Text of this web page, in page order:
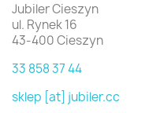
Jubiler Cieszyn
ul. Rynek 16
43-400 Cieszyn
33 858 37 44
sklep [at] jubiler.cc